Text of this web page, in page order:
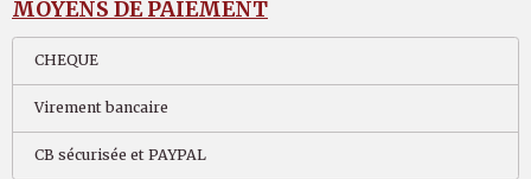
MOYENS DE PAIEMENT
CHEQUE
Virement bancaire
CB sécurisée et PAYPAL